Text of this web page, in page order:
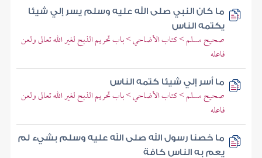
ما كان النبي صلى الله عليه وسلم يسر إلي شيئا
يكتمه الناس
صحيح مسلم > كتاب الأضاحي > باب تحريم الذبح لغير الله تعالى ولعن
فاعله
ما أسر إلي شيئا كتمه الناس
صحيح مسلم > كتاب الأضاحي > باب تحريم الذبح لغير الله تعالى ولعن
فاعله
ما خصنا رسول الله صلى الله عليه وسلم بشيء لم
يعم به الناس كافة